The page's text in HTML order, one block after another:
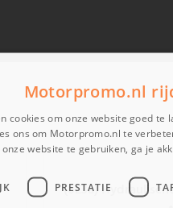
(6E3a)
Motorpromo.nl
cookies om onze website goed
ons om Motorpromo.nl te
onze website te gebruiken, ga je
PRESTATIE